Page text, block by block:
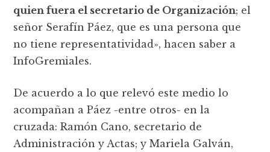
quien fuera el secretario de Organización; el
señor Serafín Páez, que es una persona que
no tiene representatividad», hacen saber a
InfoGremiales.
De acuerdo a lo que relevó este medio lo
acompañan a Páez -entre otros- en la
cruzada: Ramón Cano, secretario de
Administración y Actas; y Mariela Galván,